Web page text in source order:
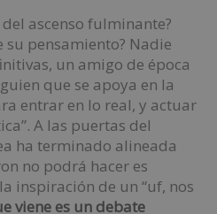
ascenso fulminante?
su pensamiento? Nadie
un amigo de época
que se apoya en la
entrar en lo real, y actuar
A las puertas del
ha terminado alineada
no podrá hacer es
inspiración de un “uf, nos
viene es un debate